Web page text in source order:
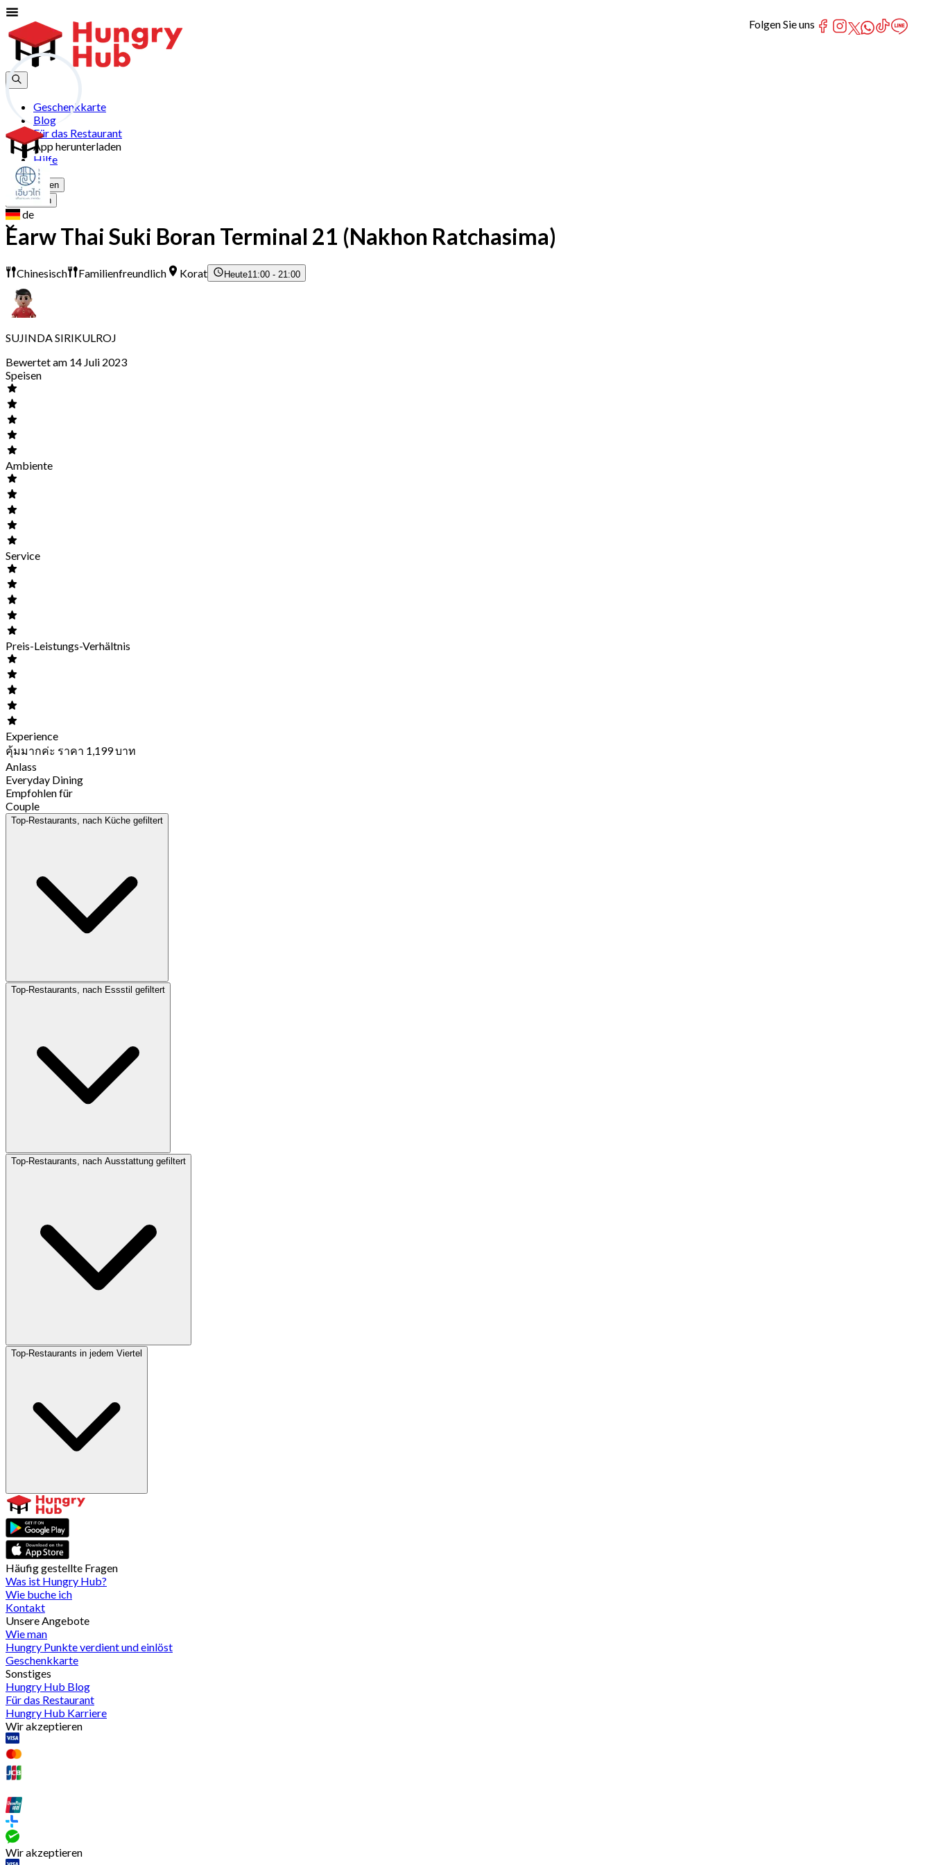
Geschenkkarte
Blog
Für das Restaurant
App herunterladen
Hilfe
Registrieren
Anmelden
de
Earw Thai Suki Boran Terminal 21 (Nakhon Ratchasima)
Chinesisch Familienfreundlich Korat Heute11:00 - 21:00
SUJINDA SIRIKULROJ
Bewertet am 14 Juli 2023
Speisen
Ambiente
Service
Preis-Leistungs-Verhältnis
Experience
คุ้มมากค่ะ ราคา 1,199 บาท
Anlass
Everyday Dining
Empfohlen für
Couple
Top-Restaurants, nach Küche gefiltert
Top-Restaurants, nach Essstil gefiltert
Top-Restaurants, nach Ausstattung gefiltert
Top-Restaurants in jedem Viertel
Häufig gestellte Fragen
Was ist Hungry Hub?
Wie buche ich
Kontakt
Unsere Angebote
Wie man
Hungry Punkte verdient und einlöst
Geschenkkarte
Sonstiges
Hungry Hub Blog
Für das Restaurant
Hungry Hub Karriere
Wir akzeptieren
Wir akzeptieren
Folgen Sie uns